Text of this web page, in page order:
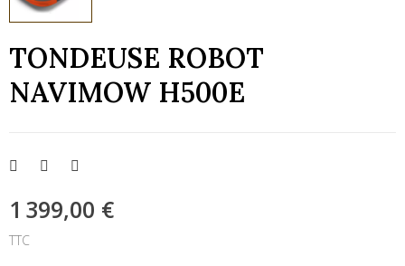
TONDEUSE ROBOT
NAVIMOW H500E
1 399,00 €
TTC